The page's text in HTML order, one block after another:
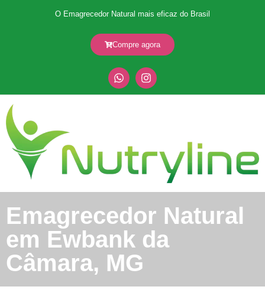
O Emagrecedor Natural mais eficaz do Brasil
Compre agora
Emagrecedor Natural
em Ewbank da
Câmara, MG